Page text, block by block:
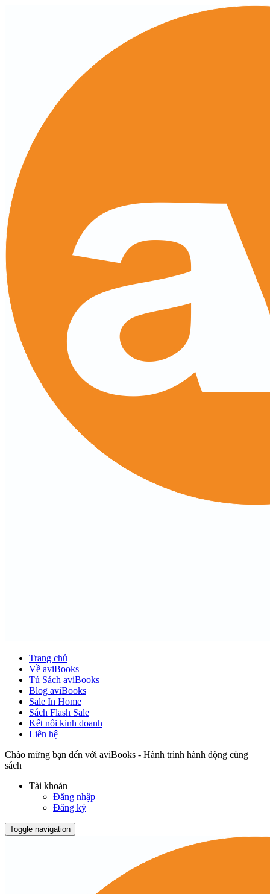
Trang chủ
Về aviBooks
Tủ Sách aviBooks
Blog aviBooks
Sale In Home
Sách Flash Sale
Kết nối kinh doanh
Liên hệ
Chào mừng bạn đến với aviBooks - Hành trình hành động cùng
sách
Tài khoản
Đăng nhập
Đăng ký
Toggle navigation